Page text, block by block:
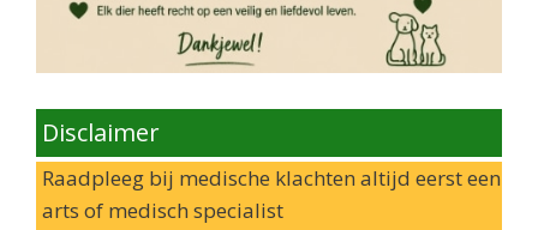
Disclaimer
Raadpleeg bij medische klachten altijd eerst een
arts of medisch specialist